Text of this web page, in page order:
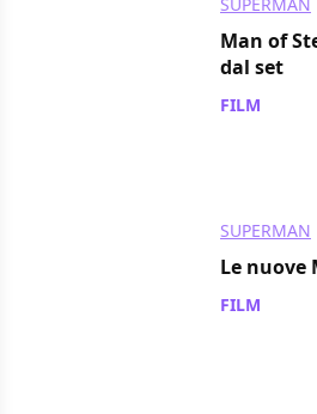
Man of
dal set
FILM
SUPERMAN
Le nuove
FILM